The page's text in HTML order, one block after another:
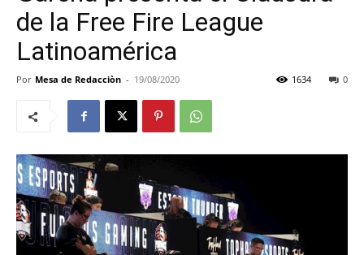
de la Free Fire League
Latinoamérica
Por Mesa de Redacciòn - 19/08/2020 0
1634